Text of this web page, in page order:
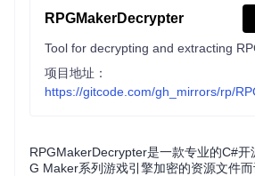
RPGMakerDecrypter
项目地址：
https://gitcode.com/gh_mirrors/rp/
RPGMakerDecrypter是一款专业的C#开
G Maker系列游戏引擎加密的资源文件